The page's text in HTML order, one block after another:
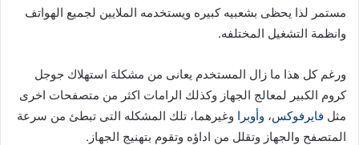
مستمر لذا يحظى بشعبيه كبيره ويستخدمه الملايين لجميع الهواتف
وانظمة التشغيل المختلفه.
ورغم كل هذا ما زال المستخدم يعانى من مشكلة استهلاك جوجل
كروم الكبير لمعالج الجهاز وكذلك الرامات اكثر من متصفحات اخرى
مثل فايرفوكس، وأوبرا وغيرهما، تلك المشكله التى تبطئ من سرعة
المتصفح والجهاز وتقلل من اداؤه وتقوم بتهنيج الجهاز.